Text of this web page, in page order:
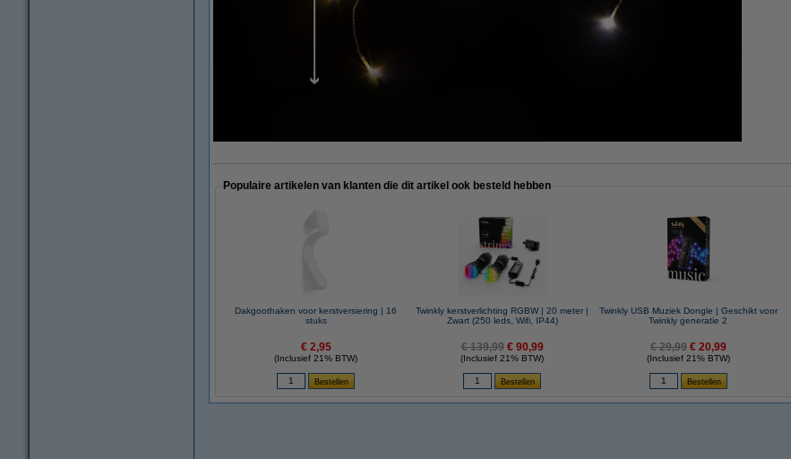
Populaire artikelen van klanten die dit artikel ook besteld hebben
Dakgoothaken voor kerstversiering | 16
stuks
€ 2,95
(Inclusief 21% BTW)
Twinkly kerstverlichting RGBW | 20 meter |
Zwart (250 leds, Wifi, IP44)
€ 139,99 € 90,99
(Inclusief 21% BTW)
Twinkly USB Muziek Dongle | Geschikt voor
Twinkly generatie 2
€ 29,99 € 20,99
(Inclusief 21% BTW)